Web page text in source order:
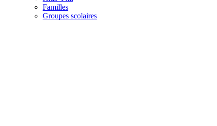
Familles
Groupes scolaires